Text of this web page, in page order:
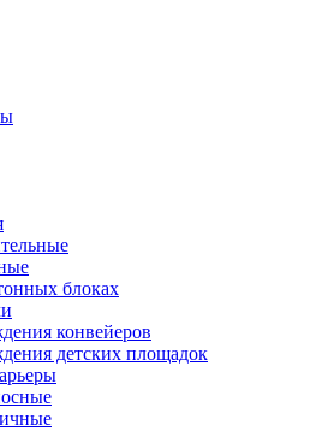
блоках
конвейеров
детских площадок